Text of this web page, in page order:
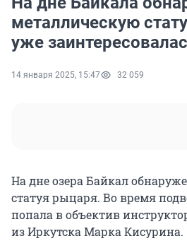
металлическую
уже
14 января 2025, 15:47 32 059
На дне озера Байкал
статуя рыцаря. Во время
попала в объектив
из Иркутска Марка Кисурина.